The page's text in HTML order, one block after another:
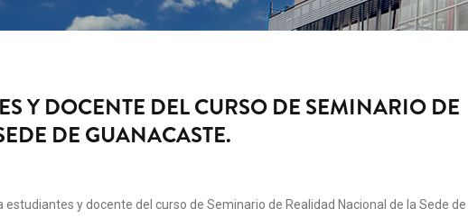
Y DOCENTE DEL CURSO DE SEMINARIO DE
DE GUANACASTE.
estudiantes y docente del curso de Seminario de Realidad Nacional de la Sede de